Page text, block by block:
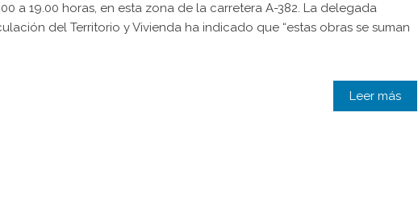
a 19.00 horas, en esta zona de la carretera A-382. La delegada
del Territorio y Vivienda ha indicado que “estas obras se suman
Leer más